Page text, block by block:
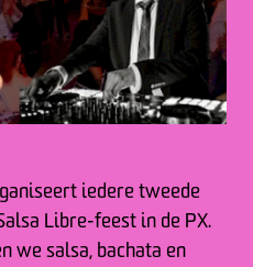
iedere tweede
Libre-feest in de PX.
we salsa, bachata en